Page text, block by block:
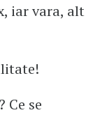
iar vara, alt
Ce se